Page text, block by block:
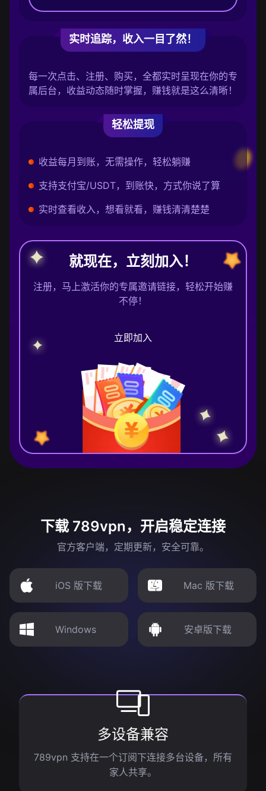
实时追踪，收入一目了然！
每一次点击、注册、购买，全都实时呈现在你的专
属后台，收益动态随时掌握，赚钱就是这么清晰！
轻松提现
收益每月到账，无需操作，轻松躺赚
支持支付宝/USDT，到账快，方式你说了算
实时查看收入，想看就看，赚钱清清楚楚
就现在，立刻加入！
注册，马上激活你的专属邀请链接，轻松开始赚
不停！
立即加入
下载 789vpn，开启稳定连接
官方客户端，定期更新，安全可靠。
iOS 版下载 Mac 版下载
Windows 安卓版下载
多设备兼容
789vpn 支持在一个订阅下连接多台设备，所有
家人共享。